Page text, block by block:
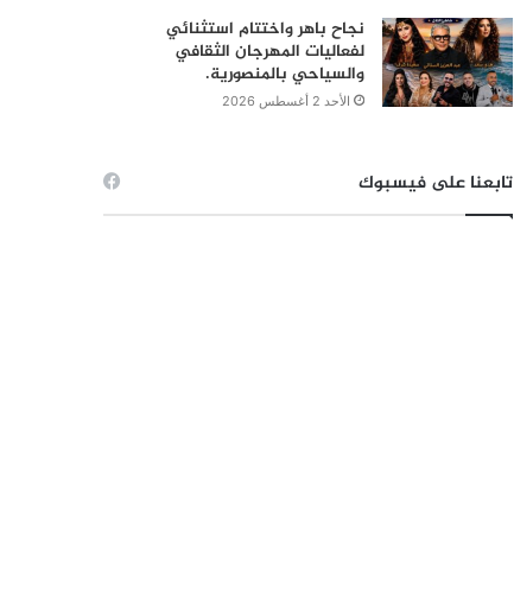
نجاح باهر واختتام استثنائي
لفعاليات المهرجان الثقافي
والسياحي بالمنصورية.
الأحد 2 أغسطس 2026
تابعنا على فيسبوك